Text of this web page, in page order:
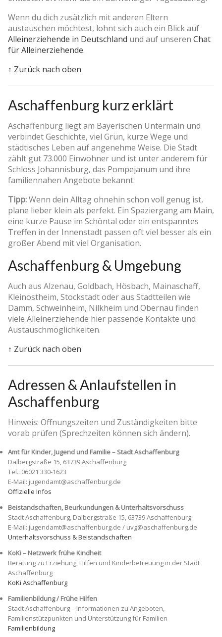
Wenn du dich zusätzlich mit anderen Eltern
austauschen möchtest, lohnt sich auch ein Blick auf
Alleinerziehende in Deutschland und auf unseren Chat
für Alleinerziehende.
↑ Zurück nach oben
Aschaffenburg kurz erklärt
Aschaffenburg liegt am Bayerischen Untermain und
verbindet Geschichte, viel Grün, kurze Wege und
städtisches Leben auf angenehme Weise. Die Stadt
zählt gut 73.000 Einwohner und ist unter anderem für
Schloss Johannisburg, das Pompejanum und ihre
familiennahen Angebote bekannt.
Tipp:Wenn dein Alltag ohnehin schon voll genug ist,
plane lieber klein als perfekt. Ein Spaziergang am Main,
eine kurze Pause im Schöntal oder ein entspanntes
Treffen in der Innenstadt passen oft viel besser als ein
großer Abend mit viel Organisation.
Aschaffenburg & Umgebung
Auch aus Alzenau, Goldbach, Hösbach, Mainaschaff,
Kleinostheim, Stockstadt oder aus Stadtteilen wie
Damm, Schweinheim, Nilkheim und Obernau finden
viele Alleinerziehende hier passende Kontakte und
Austauschmöglichkeiten.
↑ Zurück nach oben
Adressen & Anlaufstellen in
Aschaffenburg
Hinweis: Öffnungszeiten und Zuständigkeiten bitte
vorab prüfen (Sprechzeiten können sich ändern).
Amt für Kinder, Jugend und Familie – Stadt Aschaffenburg
Dalbergstraße 15, 63739 Aschaffenburg
Tel.: 06021 330-1623
E-Mail: jugendamt@aschaffenburg.de
Offizielle Infos
Beistandschaften, Beurkundungen & Unterhaltsvorschuss
Stadt Aschaffenburg, Dalbergstraße 15, 63739 Aschaffenburg
E-Mail: jugendamt@aschaffenburg.de / uvg@aschaffenburg.de
Unterhaltsvorschuss & Beistandschaften
KoKi – Netzwerk frühe Kindheit
Beratung zu Erziehung, Hilfen und Kinderbetreuung in der Stadt
Aschaffenburg
KoKi Aschaffenburg
Familienbildung / Frühe Hilfen
Stadt Aschaffenburg – Informationen zu Angeboten,
Familienstützpunkten und Unterstützung für Familien
Familienbildung